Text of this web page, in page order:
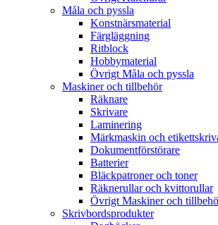
Måla och pyssla
Konstnärsmaterial
Färgläggning
Ritblock
Hobbymaterial
Övrigt Måla och pyssla
Maskiner och tillbehör
Räknare
Skrivare
Laminering
Märkmaskin och
Dokumentförstörare
Batterier
Bläckpatroner och toner
Räknerullar och kvittorullar
Övrigt Maskiner och
Skrivbordsprodukter